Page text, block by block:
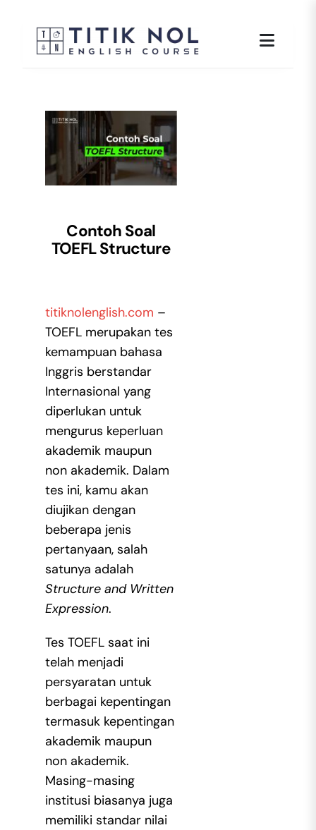
content
Contoh Soal
TOEFL Structure
titiknolenglish.com –
TOEFL merupakan tes
kemampuan bahasa
Inggris berstandar
Internasional yang
diperlukan untuk
mengurus keperluan
akademik maupun
non akademik. Dalam
tes ini, kamu akan
diujikan dengan
beberapa jenis
pertanyaan, salah
satunya adalah
Structure and Written
Expression.
Tes TOEFL saat ini
telah menjadi
persyaratan untuk
berbagai kepentingan
termasuk kepentingan
akademik maupun
non akademik.
Masing-masing
institusi biasanya juga
memiliki standar nilai